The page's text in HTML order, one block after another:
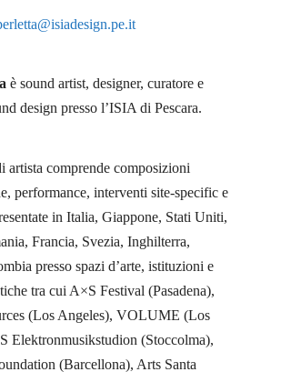
è sound artist, designer, curatore e
design presso l’ISIA di Pescara.
artista comprende composizioni
performance, interventi site-specific e
in Italia, Giappone, Stati Uniti,
Francia, Svezia, Inghilterra,
presso spazi d’arte, istituzioni e
tra cui A×S Festival (Pasadena),
(Los Angeles), VOLUME (Los
Elektronmusikstudion (Stoccolma),
(Barcellona), Arts Santa